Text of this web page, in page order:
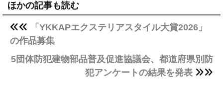
ほかの記事も読む
「YKKAPエクステリアスタイル大賞2026」
の作品募集
5団体防犯建物部品普及促進協議会、都道府県別防
犯アンケートの結果を発表